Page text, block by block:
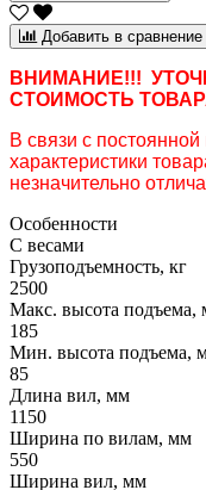
Добавить в сравнение
ВНИМАНИЕ!!!
СТОИМОСТЬ
В связи с
характеристики
незначительно
Особенности
С весами
Грузоподъемность, кг
2500
Макс. высота подъема,
185
Мин. высота подъема,
85
Длина вил, мм
1150
Ширина по вилам, мм
550
Ширина вил, мм